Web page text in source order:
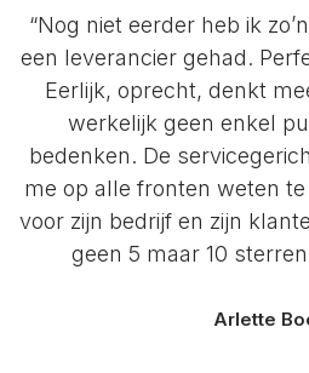
“Nog niet eerder heb ik
een leverancier gehad.
Eerlijk, oprecht, denkt
werkelijk geen enkel
bedenken. De
me op alle fronten weten
voor zijn bedrijf en zijn
geen 5 maar 10
Arlette